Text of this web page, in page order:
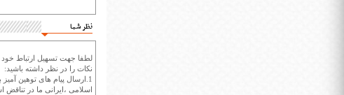
نظر شما
لطفا جهت تسهیل ارتباط خود
نکات را در نظر داشته باشید:
1.ارسال پیام های توهین
اسلامی ،ایرانی ما در تناقض